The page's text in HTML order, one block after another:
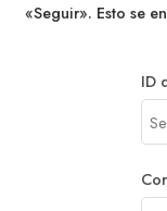
«Seguir». Esto se
ID